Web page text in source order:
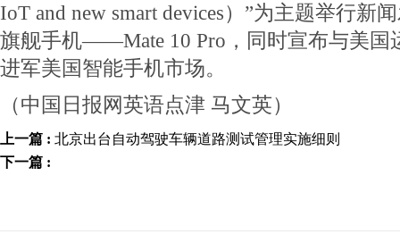
IoT and new smart devices）”为主题举行新
旗舰手机——Mate 10 Pro，同时宣布与美国
进军美国智能手机市场。
（中国日报网英语点津 马文英）
上一篇 : 北京出台自动驾驶车辆道路测试管理实施细则
下一篇 :